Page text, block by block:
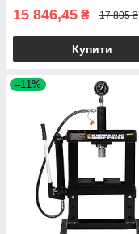
15 846,45 ₴ 17 805 ₴
Купити
–11%